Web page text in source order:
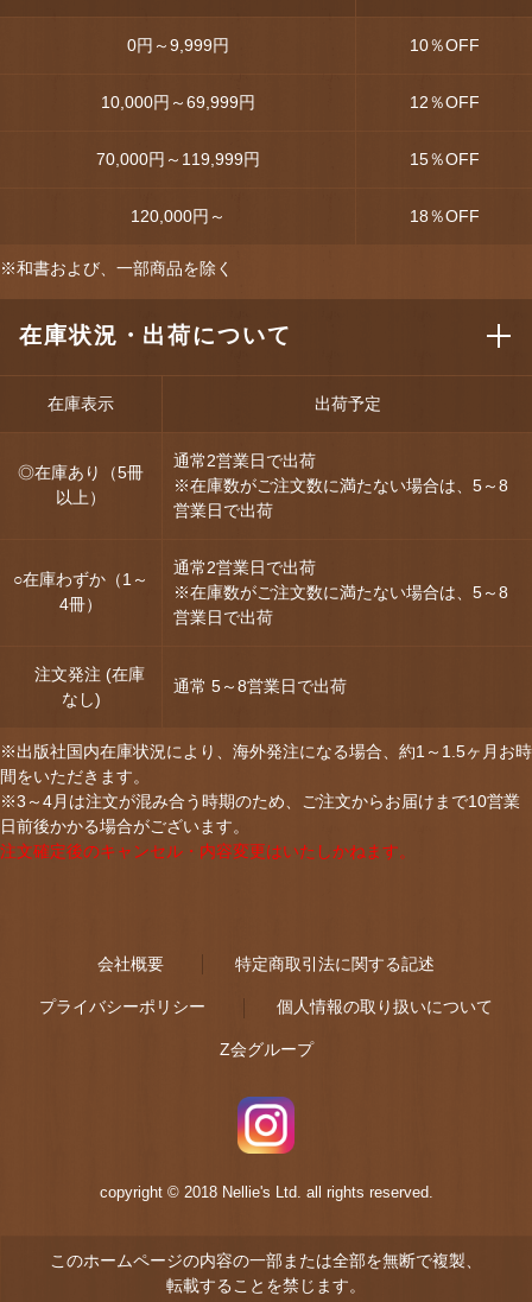
0円～9,999円 10％OFF
10,000円～69,999円 12％OFF
70,000円～119,999円 15％OFF
120,000円～ 18％OFF
※和書および、一部商品を除く
在庫状況・出荷について
在庫表示 出荷予定
◎在庫あり（5冊
以上）
通常2営業日で出荷
※在庫数がご注文数に満たない場合は、5～8
営業日で出荷
○在庫わずか（1～
4冊）
通常2営業日で出荷
※在庫数がご注文数に満たない場合は、5～8
営業日で出荷
注文発注 (在庫
なし)
通常 5～8営業日で出荷
※出版社国内在庫状況により、海外発注になる場合、約1～1.5ヶ月お時
間をいただきます。
※3～4月は注文が混み合う時期のため、ご注文からお届けまで10営業
日前後かかる場合がございます。
注文確定後のキャンセル・内容変更はいたしかねます。
会社概要 特定商取引法に関する記述
プライバシーポリシー 個人情報の取り扱いについて
Z会グループ
copyright © 2018 Nellie's Ltd. all rights reserved.
このホームページの内容の一部または全部を無断で複製、
転載することを禁じます。